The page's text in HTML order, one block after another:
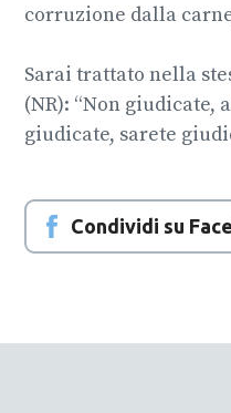
corruzione dalla
Sarai trattato nella
(NR): “Non
giudicate, sarete
Condividi su